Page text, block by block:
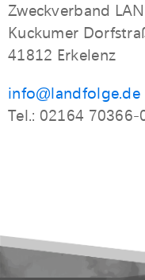
Zweckverband
Kuckumer
41812 Erkelenz
info@landfolge.de
Tel.: 02164 70366-